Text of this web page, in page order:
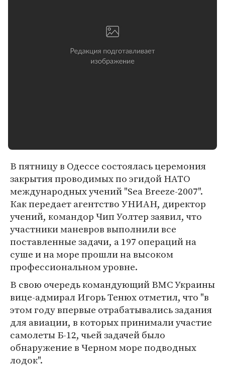
В пятницу в Одессе состоялась церемония
закрытия проводимых по эгидой НАТО
международных учений "Sea Breeze-2007".
Как передает агентство УНИАН, директор
учений, командор Чип Уолтер заявил, что
участники маневров выполнили все
поставленные задачи, а 197 операций на
суше и на море прошли на высоком
профессиональном уровне.
В свою очередь командующий ВМС Украины
вице-адмирал Игорь Тенюх отметил, что "в
этом году впервые отрабатывались задания
для авиации, в которых принимали участие
самолеты Б-12, чьей задачей было
обнаружение в Черном море подводных
лодок".